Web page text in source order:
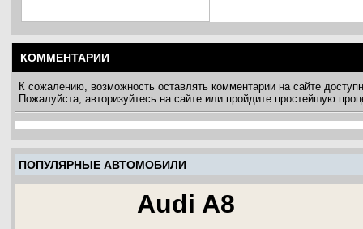
КОММЕНТАРИИ
К сожалению, возможность оставлять комментарии на сайте
Пожалуйста, авторизуйтесь на сайте или пройдите простейшую
ПОПУЛЯРНЫЕ АВТОМОБИЛИ
Audi A8